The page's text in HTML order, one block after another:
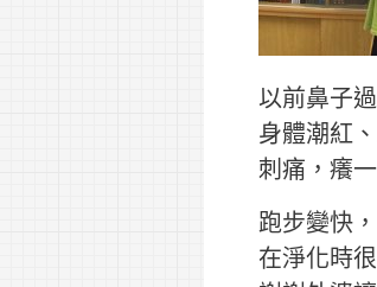
以前鼻子
身體潮紅
刺痛，癢
跑步變快
在淨化時